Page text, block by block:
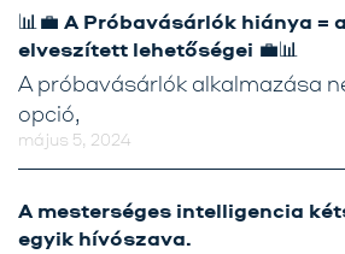
📊💼 A Próbavásárlók hiánya =
elveszített lehetőségei 💼📊
május 5, 2024
A próbavásárlók alkalmazása
opció,
A mesterséges intelligencia
egyik hívószava.